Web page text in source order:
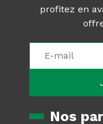
profitez en
Nos